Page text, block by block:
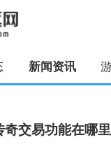
新闻资讯
奇交易功能在哪里